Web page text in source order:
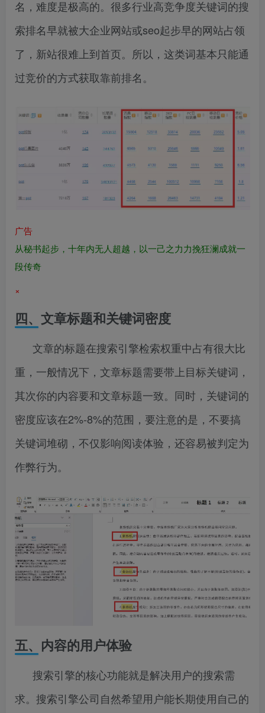
名，难度是极高的。很多行业高竞争度关键词的搜
索排名早就被大企业网站或seo起步早的网站占领
了，新站很难上到首页。所以，这类词基本只能通
过竞价的方式获取靠前排名。
广告
从秘书起步，十年内无人超越，以一己之力力挽狂澜成就一
段传奇
×
四、文章标题和关键词密度
文章的标题在搜索引擎检索权重中占有很大比
重，一般情况下，文章标题需要带上目标关键词，
其次你的内容要和文章标题一致。同时，关键词的
密度应该在2%-8%的范围，要注意的是，不要搞
关键词堆砌，不仅影响阅读体验，还容易被判定为
作弊行为。
五、内容的用户体验
搜索引擎的核心功能就是解决用户的搜索需
求。搜索引擎公司自然希望用户能长期使用自己的